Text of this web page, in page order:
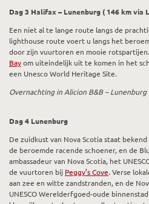
Dag 3 Halifax – Lunenburg ( 146 km via
Een niet al te lange route langs de
lighthouse route voert u langs het
door zijn vuurtoren en mooie
Bayom uiteindelijk uit te komen in het
een Unesco World Heritage Site.
Overnachting in Alicion B&B – Lunenburg
Dag 4 Lunenburg
De zuidkust van Nova Scotia staat
de beroemde racende schoener, en de
ambassadeur van Nova Scotia, het
de vuurtoren bij Peggy’s Cove. Verse
aan zee en witte zandstranden, en de
UNESCO Werelderfgoed-oude